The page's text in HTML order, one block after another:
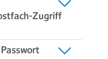
Zugriff